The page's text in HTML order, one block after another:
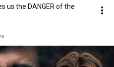
us the DANGER of the